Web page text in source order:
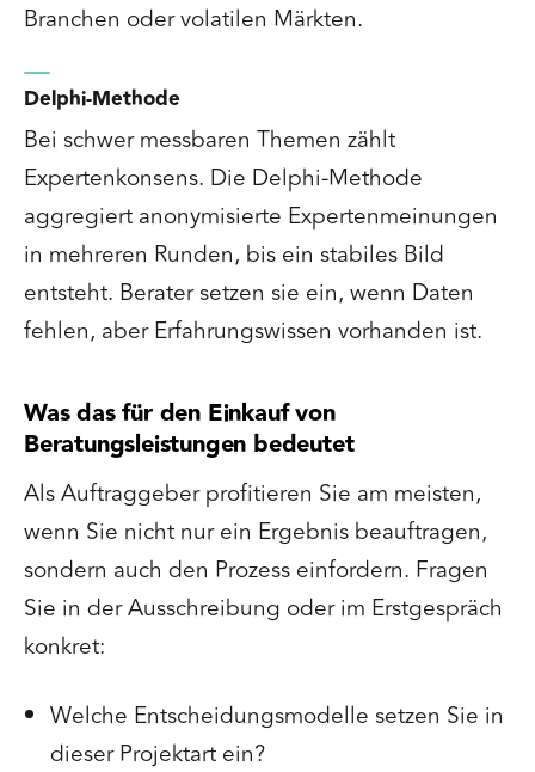
Branchen oder volatilen Märkten.
Delphi-Methode
Bei schwer messbaren Themen zählt
Expertenkonsens. Die Delphi-Methode
aggregiert anonymisierte Expertenmeinungen
in mehreren Runden, bis ein stabiles Bild
entsteht. Berater setzen sie ein, wenn Daten
fehlen, aber Erfahrungswissen vorhanden ist.
Was das für den Einkauf von
Beratungsleistungen bedeutet
Als Auftraggeber profitieren Sie am meisten,
wenn Sie nicht nur ein Ergebnis beauftragen,
sondern auch den Prozess einfordern. Fragen
Sie in der Ausschreibung oder im Erstgespräch
konkret:
Welche Entscheidungsmodelle setzen Sie in
dieser Projektart ein?